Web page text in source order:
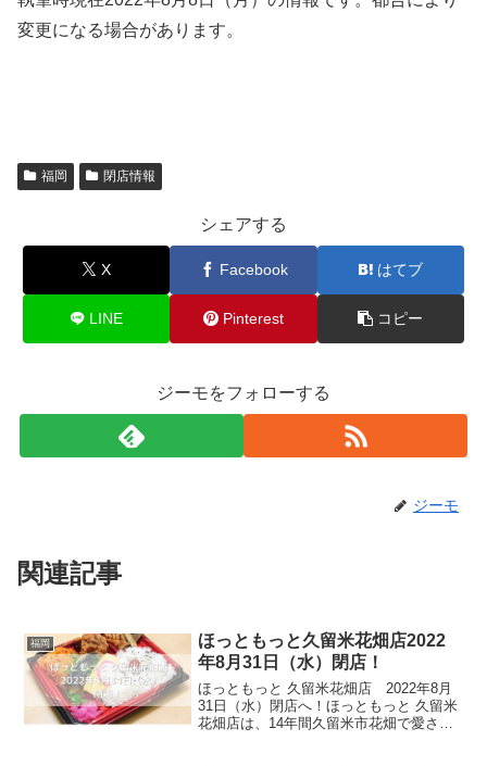
変更になる場合があります。
福岡 閉店情報
シェアする
X Facebook はてブ
LINE Pinterest コピー
ジーモをフォローする
ジーモ
関連記事
福岡
ほっともっと久留米花畑店2022
年8月31日（水）閉店！
ほっともっと 久留米花畑店 2022年8月
31日（水）閉店へ！ほっともっと 久留米
花畑店は、14年間久留米市花畑で愛され